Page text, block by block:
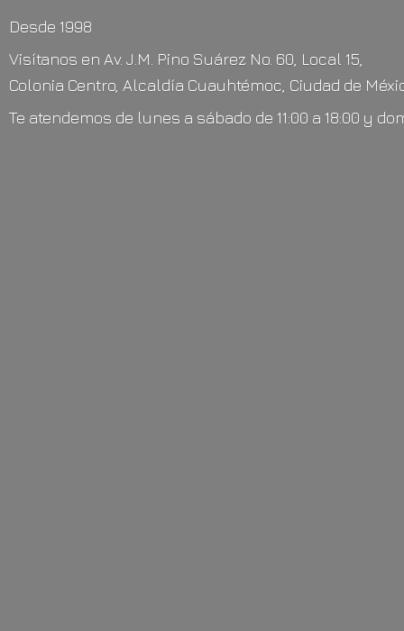
Desde 1998
Visítanos en Av. J.M. Pino Suárez No. 60, Local 15,
Colonia Centro, Alcaldía Cuauhtémoc, Ciudad de
Te atendemos de lunes a sábado de 11:00 a 18:00 y